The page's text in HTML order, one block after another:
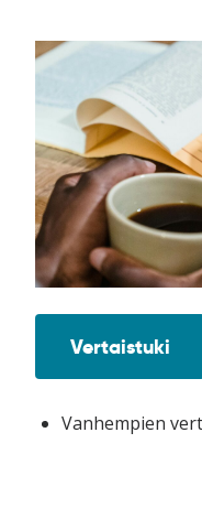
Vertaistuki
Vanhempien